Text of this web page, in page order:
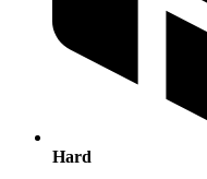
Hard